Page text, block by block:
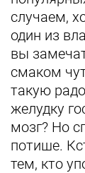
случаем,
один из
вы
смаком
такую
желудку
мозг? Но
потише.
тем, кто